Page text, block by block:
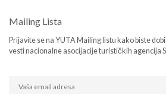
Mailing Lista
Prijavite se na YUTA Mailing listu kako biste
vesti nacionalne asocijacije turističkih agencija